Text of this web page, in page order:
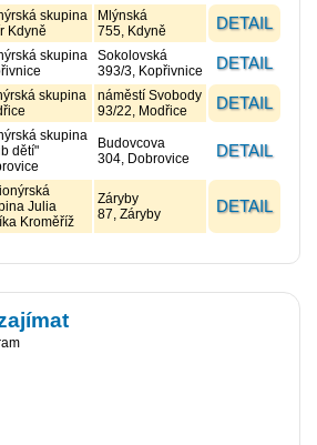
skupina
Kdyně
Mlýnská
755, Kdyně
DETAIL
skupina
Sokolovská
393/3, Kopřivnice
DETAIL
skupina
náměstí Svobody
93/22, Modřice
DETAIL
skupina
dětí"
Budovcova
304, Dobrovice
DETAIL
Julia
Kroměříž
Záryby
87, Záryby
DETAIL